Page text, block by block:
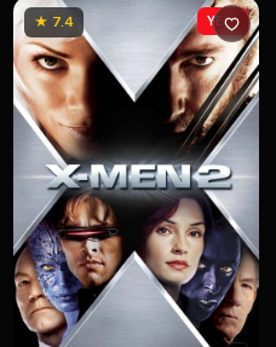
★ 7.4 YENİ